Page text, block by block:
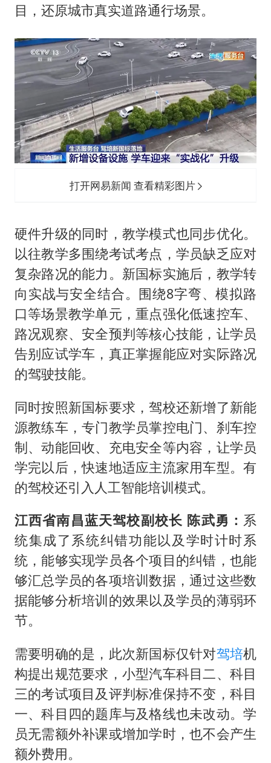
目，还原城市真实道路通行场景。
打开网易新闻 查看精彩图片
硬件升级的同时，教学模式也同步优化。
以往教学多围绕考试考点，学员缺乏应对
复杂路况的能力。新国标实施后，教学转
向实战与安全结合。围绕8字弯、模拟路
口等场景教学单元，重点强化低速控车、
路况观察、安全预判等核心技能，让学员
告别应试学车，真正掌握能应对实际路况
的驾驶技能。
同时按照新国标要求，驾校还新增了新能
源教练车，专门教学员掌控电门、刹车控
制、动能回收、充电安全等内容，让学员
学完以后，快速地适应主流家用车型。有
的驾校还引入人工智能培训模式。
江西省南昌蓝天驾校副校长 陈武勇： 系
统集成了系统纠错功能以及学时计时系
统，能够实现学员各个项目的纠错，也能
够汇总学员的各项培训数据，通过这些数
据能够分析培训的效果以及学员的薄弱环
节。
需要明确的是，此次新国标仅针对驾培机
构提出规范要求，小型汽车科目二、科目
三的考试项目及评判标准保持不变，科目
一、科目四的题库与及格线也未改动。学
员无需额外补课或增加学时，也不会产生
额外费用。